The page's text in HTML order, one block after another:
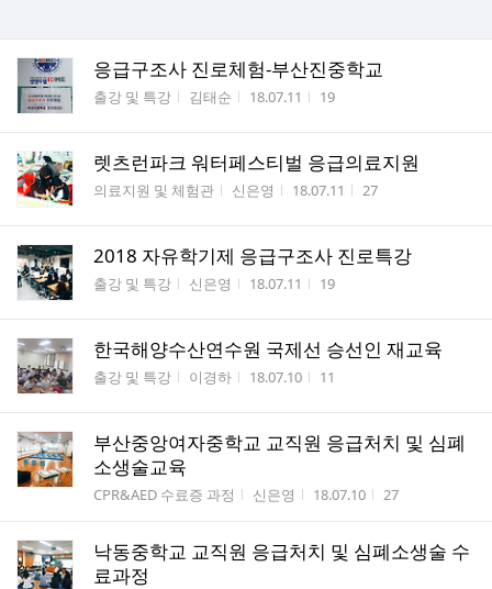
응급구조사 진로체험-부산진중학교
게시판명
출강 및 특강 작성자
김태순 작성시간
18.07.11 조회수
19
렛츠런파크 워터페스티벌 응급의료지원
게시판명
의료지원 및 체험관 작성자
신은영 작성시간
18.07.11 조회수
27
2018 자유학기제 응급구조사 진로특강
게시판명
출강 및 특강 작성자
신은영 작성시간
18.07.11 조회수
19
한국해양수산연수원 국제선 승선인 재교육
게시판명
출강 및 특강 작성자
이경하 작성시간
18.07.10 조회수
11
부산중앙여자중학교 교직원 응급처치 및 심폐
소생술교육
게시판명
CPR&AED 수료증 과정 작성자
신은영 작성시간
18.07.10 조회수
27
낙동중학교 교직원 응급처치 및 심폐소생술 수
료과정